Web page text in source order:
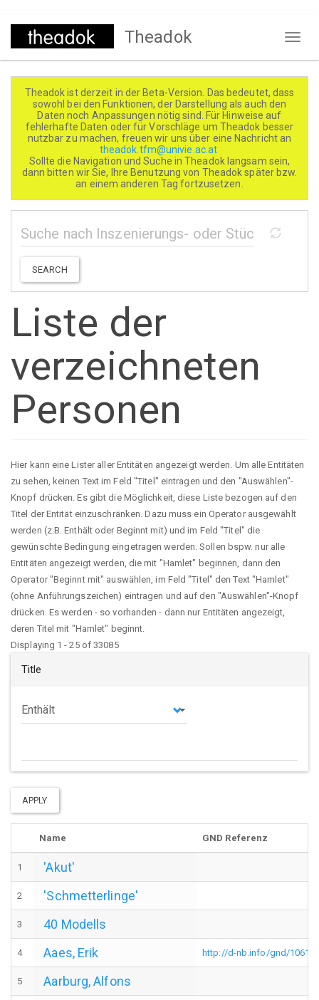
Direkt
Theadok
Theadok ist derzeit in der Beta-Version. Das bedeutet, dass
sowohl bei den Funktionen, der Darstellung als auch den
Daten noch Anpassungen nötig sind. Für Hinweise auf
fehlerhafte Daten oder für Vorschläge um Theadok besser
nutzbar zu machen, freuen wir uns über eine Nachricht an
theadok.tfm@univie.ac.at
Sollte die Navigation und Suche in Theadok langsam sein,
dann bitten wir Sie, Ihre Benutzung von Theadok später bzw.
an einem anderen Tag fortzusetzen.
SEARCH
Liste der
verzeichneten
Personen
Hier kann eine Lister aller Entitäten angezeigt werden. Um alle Entitäten
zu sehen, keinen Text im Feld "Titel" eintragen und den "Auswählen"-
Knopf drücken. Es gibt die Möglichkeit, diese Liste bezogen auf den
Titel der Entität einzuschränken. Dazu muss ein Operator ausgewählt
werden (z.B. Enthält oder Beginnt mit) und im Feld "Titel" die
gewünschte Bedingung eingetragen werden. Sollen bspw. nur alle
Entitäten angezeigt werden, die mit "Hamlet" beginnen, dann den
Operator "Beginnt mit" auswählen, im Feld "Titel" den Text "Hamlet"
(ohne Anführungszeichen) eintragen und auf den "Auswählen"-Knopf
drücken. Es werden - so vorhanden - dann nur Entitäten angezeigt,
deren Titel mit "Hamlet" beginnt.
Displaying 1 - 25 of 33085
Title
Operator
APPLY
Name GND Referenz
1 'Akut'
2 'Schmetterlinge'
3 40 Modells
4 Aaes, Erik http://d-nb.info/gnd/
5 Aarburg, Alfons